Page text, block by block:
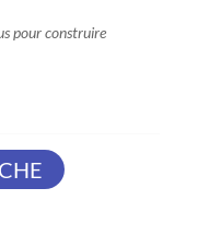
pour construire